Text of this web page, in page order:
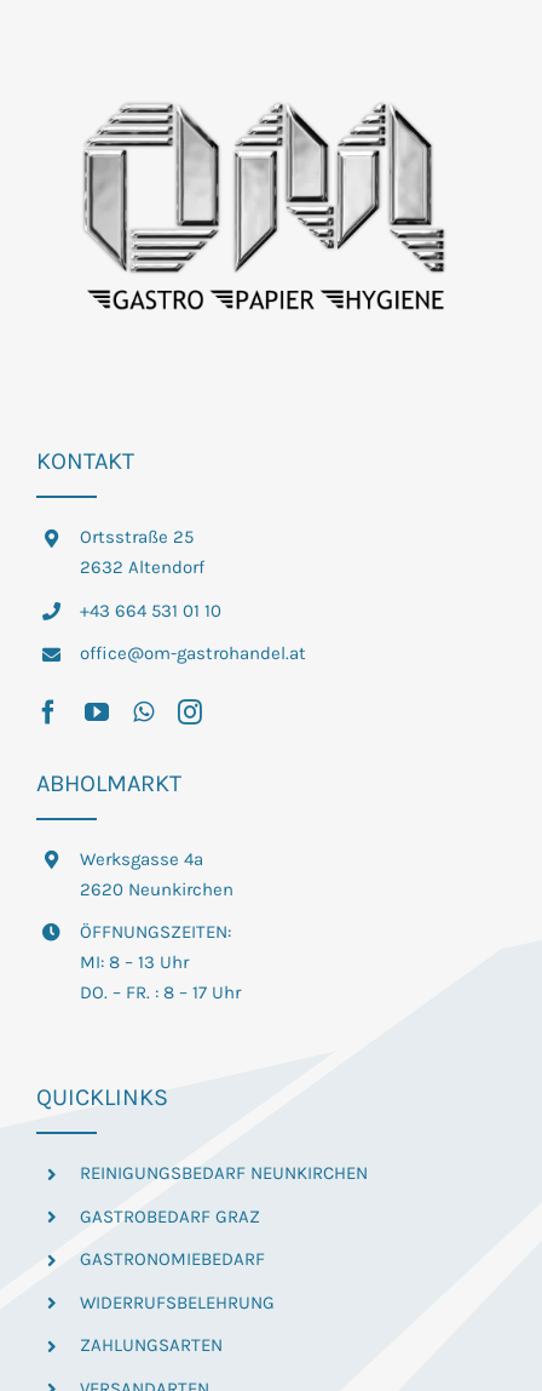
KONTAKT
Ortsstraße 25
2632 Altendorf
+43 664 531 01 10
office@om-gastrohandel.at
ABHOLMARKT
Werksgasse 4a
2620 Neunkirchen
ÖFFNUNGSZEITEN:
MI: 8 – 13 Uhr
DO. – FR. : 8 – 17 Uhr
QUICKLINKS
REINIGUNGSBEDARF NEUNKIRCHEN
GASTROBEDARF GRAZ
GASTRONOMIEBEDARF
WIDERRUFSBELEHRUNG
ZAHLUNGSARTEN